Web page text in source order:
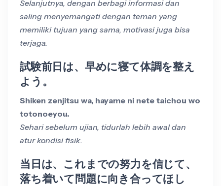
Selanjutnya, dengan berbagi informasi dan
saling menyemangati dengan teman yang
memiliki tujuan yang sama, motivasi juga bisa
terjaga.
試験前日は、早めに寝て体調を整え
よう。
Shiken zenjitsu wa, hayame ni nete taichou wo
totonoeyou.
Sehari sebelum ujian, tidurlah lebih awal dan
atur kondisi fisik.
当日は、これまでの努力を信じて、
落ち着いて問題に向き合ってほし